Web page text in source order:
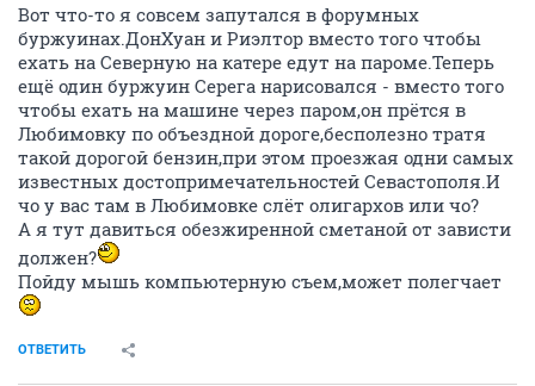
Вот что-то я совсем запутался в форумных
буржуинах.ДонХуан и Риэлтор вместо того чтобы
ехать на Северную на катере едут на пароме.Теперь
ещё один буржуин Серега нарисовался - вместо того
чтобы ехать на машине через паром,он прётся в
Любимовку по объездной дороге,бесполезно тратя
такой дорогой бензин,при этом проезжая одни самых
известных достопримечательностей Севастополя.И
чо у вас там в Любимовке слёт олигархов или чо?
А я тут давиться обезжиренной сметаной от зависти
должен?
Пойду мышь компьютерную съем,может полегчает
ОТВЕТИТЬ